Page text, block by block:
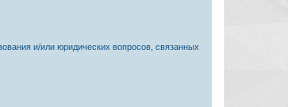
и/или юридических вопросов, связанных